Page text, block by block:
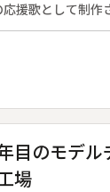
援歌として制作
３作。原作：河
学校の教師・西
ながらスーパー
人の息子たち、
、スーパーの電
手とはいっても
声と字幕表示あ
目のモデ
場